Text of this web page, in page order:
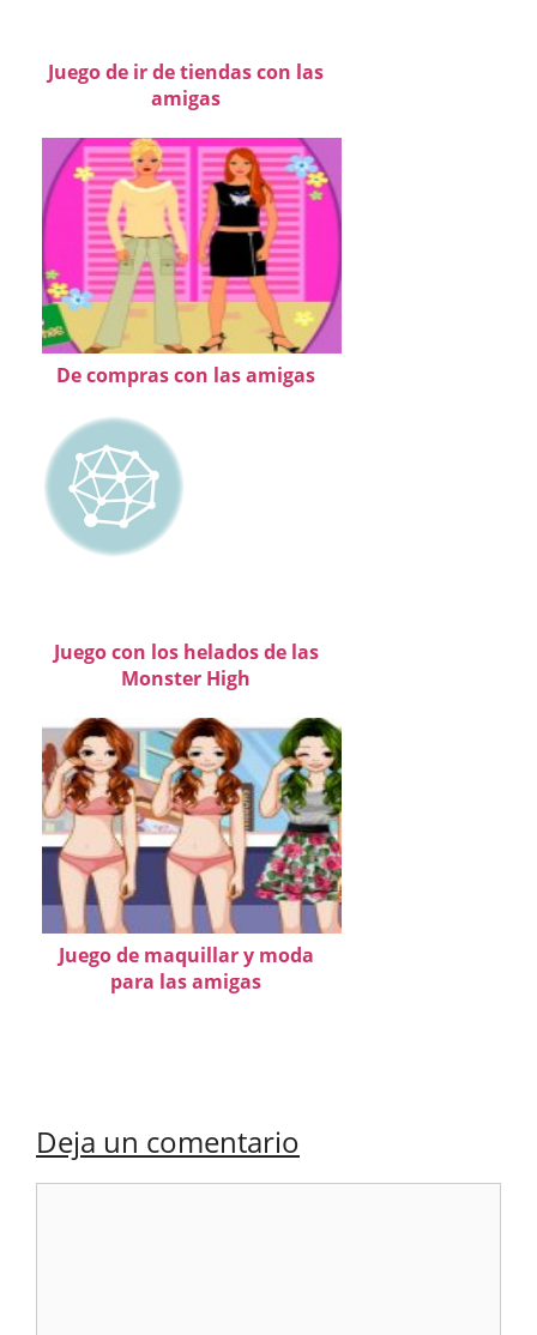
Juego de ir de tiendas con las
amigas
De compras con las amigas
Juego con los helados de las
Monster High
Juego de maquillar y moda
para las amigas
Deja un comentario